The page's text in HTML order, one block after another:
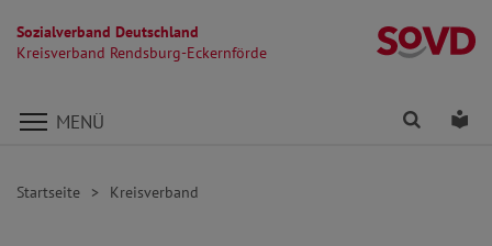
Sozialverband Deutschland
Kreisverband Rendsburg-Eckernförde
Direkt zu den Inhalten springen
MENÜ Finden
Startseite Kreisverband